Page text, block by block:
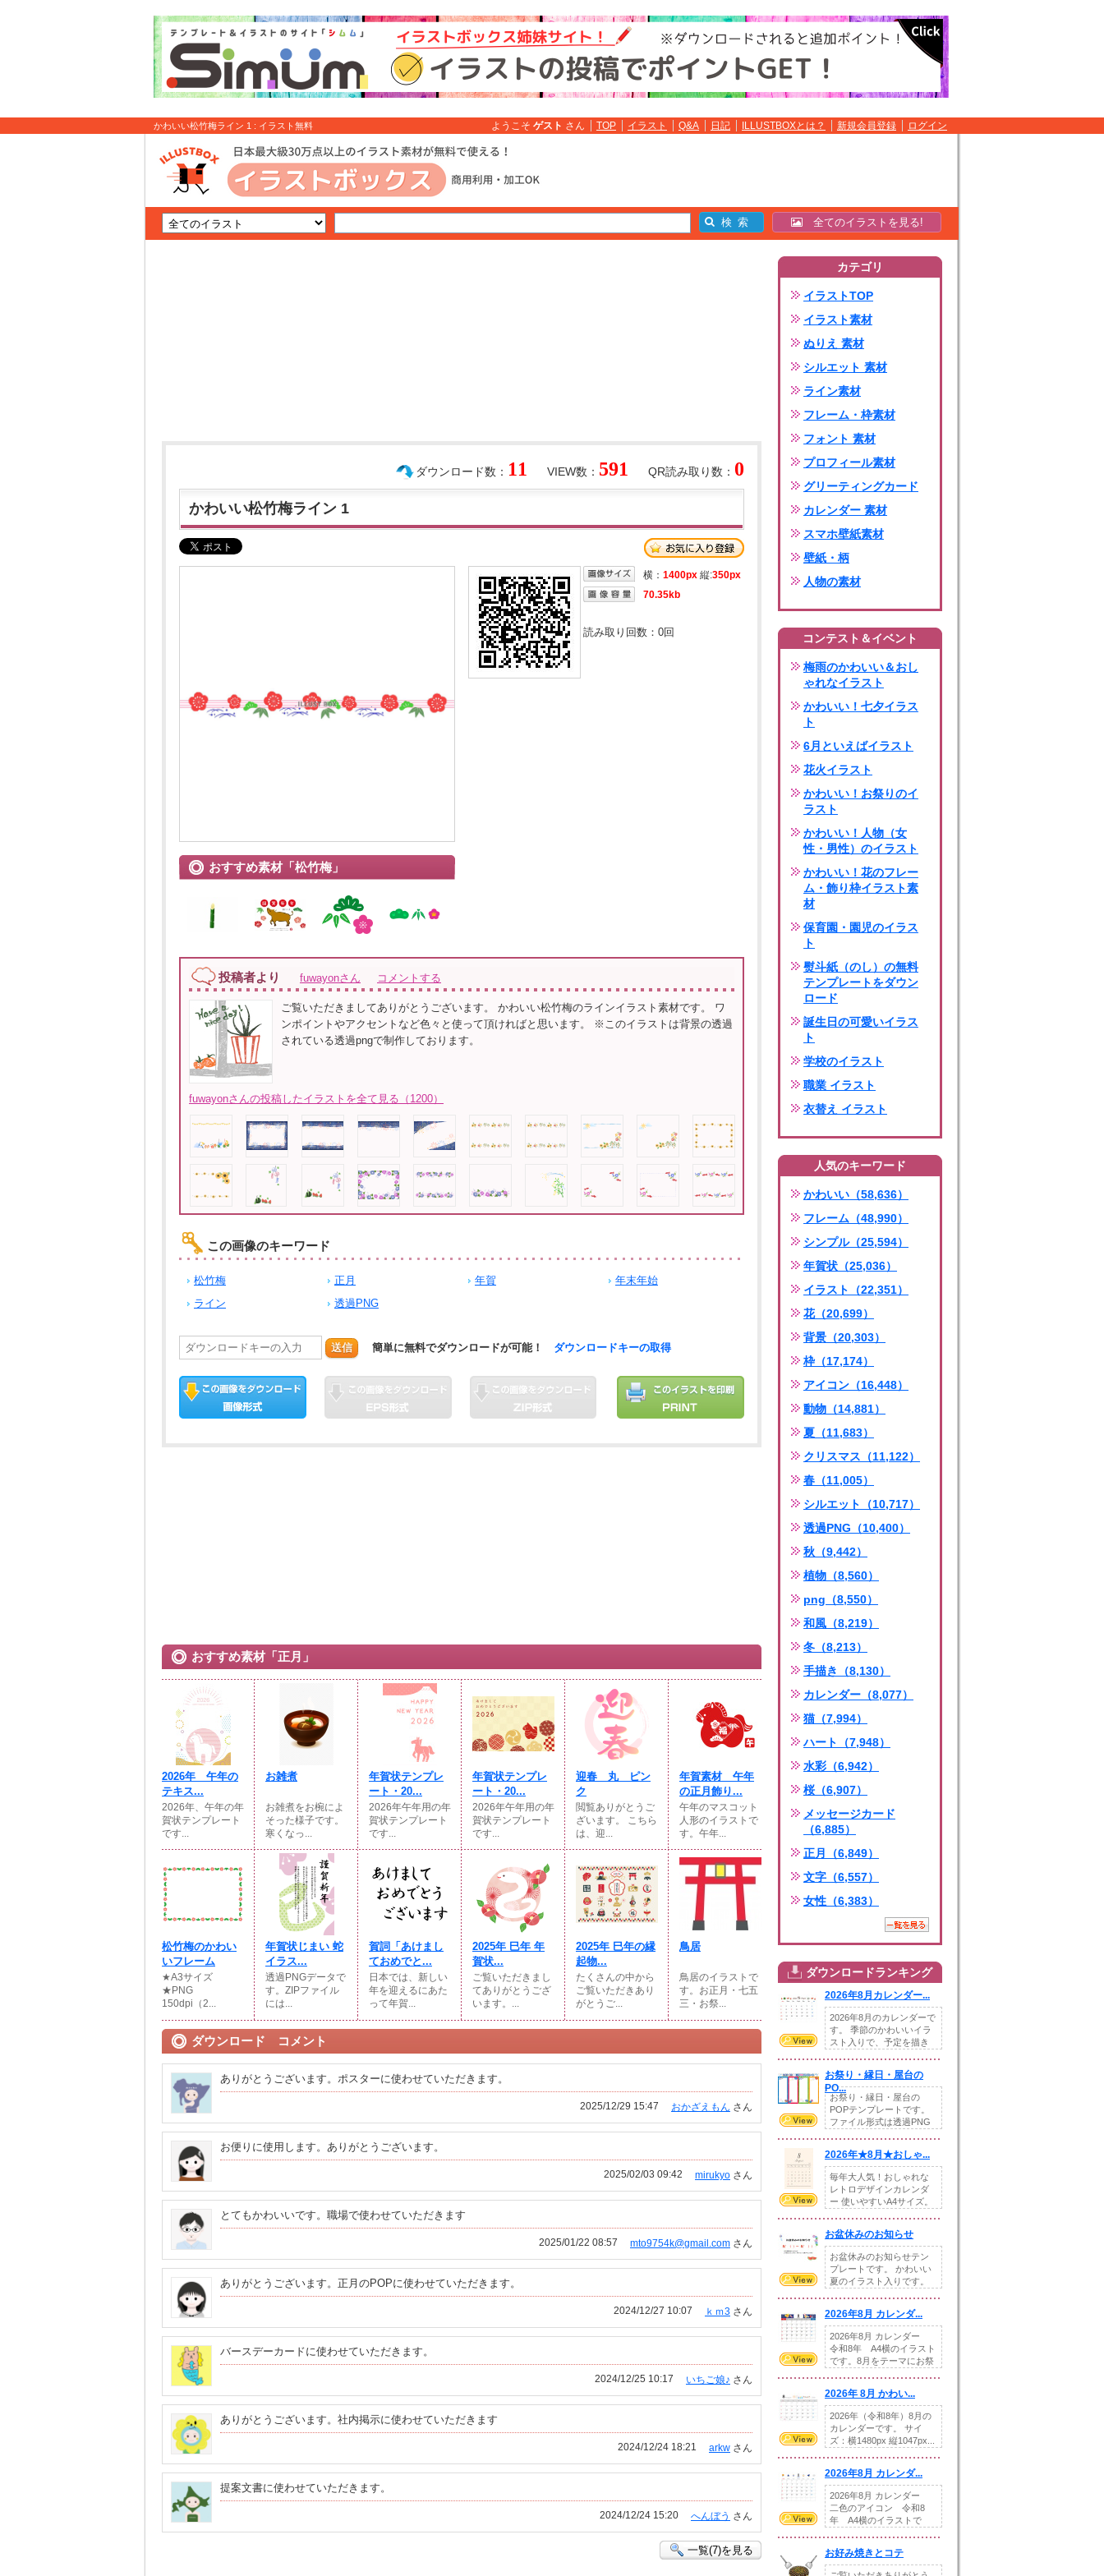
かわいい松竹梅ライン 1 : イラスト無料 ようこそ ゲスト さん TOP イラスト Q&A 日記 ILLUSTBOXとは？ 新規会員登録 ログイン
全てのイラストを見る!
QR読み取り数： 0
VIEW数： 591
ダウンロード数： 11
かわいい松竹梅ライン 1
おすすめ素材「松竹梅」
横： 1400px 縦:350px
70.35kb
読み取り回数： 0回
投稿者より fuwayonさん コメントする
ご覧いただきましてありがとうございます。 かわいい松竹梅のラインイラスト素材です。 ワ
ンポイントやアクセントなど色々と使って頂ければと思います。 ※このイラストは背景の透過
されている透過pngで制作しております。
fuwayonさんの投稿したイラストを全て見る（1200）
この画像のキーワード
松竹梅 正月 年賀
年末年始
ライン
透過PNG
送信 簡単に無料でダウンロードが可能！ ダウンロードキーの取得
おすすめ素材「正月」
2026年 午年の
テキス...
2026年、午年の年
賀状テンプレート
です...
お雑煮
お雑煮をお椀によ
そった様子です。
寒くなっ...
年賀状テンプレ
ート・20...
2026年午年用の年
賀状テンプレート
です...
年賀状テンプレ
ート・20...
2026年午年用の年
賀状テンプレート
です...
迎春 丸 ピン
ク
閲覧ありがとうご
ざいます。 こちら
は、迎...
年賀素材 午年
の正月飾り...
午年のマスコット
人形のイラストで
す。午年...
松竹梅のかわい
いフレーム
★A3サイズ
★PNG
150dpi（2...
年賀状じまい 蛇
イラス...
透過PNGデータで
す。ZIPファイル
には...
賀詞「あけまし
ておめでと...
日本では、新しい
年を迎えるにあた
って年賀...
2025年 巳年 年
賀状...
ご覧いただきまし
てありがとうござ
います。...
2025年 巳年の縁
起物...
たくさんの中から
ご覧いただきあり
がとうご...
鳥居
鳥居のイラストで
す。お正月・七五
三・お祭...
ダウンロード コメント
ありがとうございます。ポスターに使わせていただきます。
おかざえもん さん
2025/12/29 15:47
お便りに使用します。ありがとうございます。
mirukyo さん
2025/02/03 09:42
とてもかわいいです。職場で使わせていただきます
mto9754k@gmail.com さん
2025/01/22 08:57
ありがとうございます。正月のPOPに使わせていただきます。
ｋｍ3 さん
2024/12/27 10:07
バースデーカードに使わせていただきます。
いちご娘♪ さん
2024/12/25 10:17
ありがとうございます。社内掲示に使わせていただきます
arkw さん
2024/12/24 18:21
提案文書に使わせていただきます。
へんぼう さん
2024/12/24 15:20
一覧(7)を見る
カテゴリ
イラストTOP
イラスト素材
ぬりえ 素材
シルエット 素材
ライン素材
フレーム・枠素材
フォント 素材
プロフィール素材
グリーティングカード
カレンダー 素材
スマホ壁紙素材
壁紙・柄
人物の素材
コンテスト＆イベント
梅雨のかわいい＆おし
ゃれなイラスト
かわいい！七夕イラス
ト
6月といえばイラスト
花火イラスト
かわいい！お祭りのイ
ラスト
かわいい！人物（女
性・男性）のイラスト
かわいい！花のフレー
ム・飾り枠イラスト素
材
保育園・園児のイラス
ト
熨斗紙（のし）の無料
テンプレートをダウン
ロード
誕生日の可愛いイラス
ト
学校のイラスト
職業 イラスト
衣替え イラスト
人気のキーワード
かわいい（58,636）
フレーム（48,990）
シンプル（25,594）
年賀状（25,036）
イラスト（22,351）
花（20,699）
背景（20,303）
枠（17,174）
アイコン（16,448）
動物（14,881）
夏（11,683）
クリスマス（11,122）
春（11,005）
シルエット（10,717）
透過PNG（10,400）
秋（9,442）
植物（8,560）
png（8,550）
和風（8,219）
冬（8,213）
手描き（8,130）
カレンダー（8,077）
猫（7,994）
ハート（7,948）
水彩（6,942）
桜（6,907）
メッセージカード
（6,885）
正月（6,849）
文字（6,557）
女性（6,383）
ダウンロードランキング
2026年8月カレンダー...
2026年8月のカレンダーで
す。 季節のかわいいイラ
スト入りで、予定を描き
お祭り・縁日・屋台の
PO...
お祭り・縁日・屋台の
POPテンプレートです。
ファイル形式は透過PNG
2026年★8月★おしゃ...
毎年大人気！おしゃれな
レトロデザインカレンダ
ー 使いやすいA4サイズ。
お盆休みのお知らせ
お盆休みのお知らせテン
プレートです。 かわいい
夏のイラスト入りです。
2026年8月 カレンダ...
2026年8月 カレンダー
令和8年 A4横のイラスト
です。8月をテーマにお祭
2026年 8月 かわい...
2026年（令和8年）8月の
カレンダーです。 サイ
ズ：横1480px 縦1047px...
2026年8月 カレンダ...
2026年8月 カレンダー
二色のアイコン 令和8
年 A4横のイラストで
お好み焼きとコテ